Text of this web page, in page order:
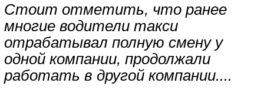
Стоит отметить, что ранее
многие водители такси
отрабатывал полную смену у
одной компании, продолжали
работать в другой компании....